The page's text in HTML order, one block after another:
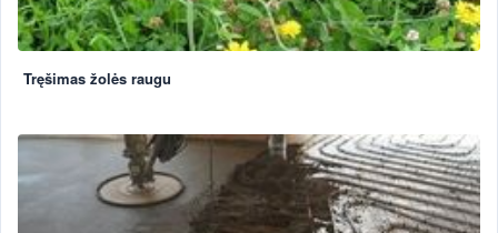
Tręšimas žolės raugu